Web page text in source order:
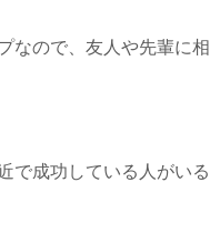
なので、友人や先輩に相
で成功している人がいる